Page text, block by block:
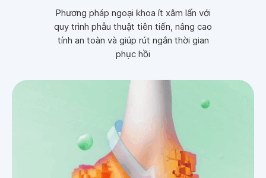
Phương pháp ngoại khoa ít xâm lấn với
quy trình phẫu thuật tiên tiến, nâng cao
tính an toàn và giúp rút ngắn thời gian
phục hồi